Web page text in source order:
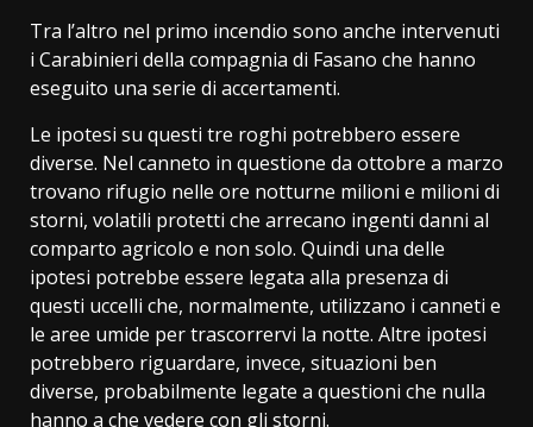
Tra l’altro nel primo incendio sono anche intervenuti
i Carabinieri della compagnia di Fasano che hanno
eseguito una serie di accertamenti.
Le ipotesi su questi tre roghi potrebbero essere
diverse. Nel canneto in questione da ottobre a marzo
trovano rifugio nelle ore notturne milioni e milioni di
storni, volatili protetti che arrecano ingenti danni al
comparto agricolo e non solo. Quindi una delle
ipotesi potrebbe essere legata alla presenza di
questi uccelli che, normalmente, utilizzano i canneti e
le aree umide per trascorrervi la notte. Altre ipotesi
potrebbero riguardare, invece, situazioni ben
diverse, probabilmente legate a questioni che nulla
hanno a che vedere con gli storni.